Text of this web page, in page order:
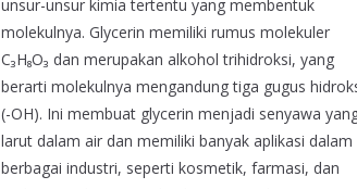
unsur-unsur kimia tertentu yang membentuk
molekulnya. Glycerin memiliki rumus molekuler
C₃H₈O₃ dan merupakan alkohol trihidroksi, yang
berarti molekulnya mengandung tiga gugus
(-OH). Ini membuat glycerin menjadi senyawa
larut dalam air dan memiliki banyak aplikasi dalam
berbagai industri, seperti kosmetik, farmasi, dan